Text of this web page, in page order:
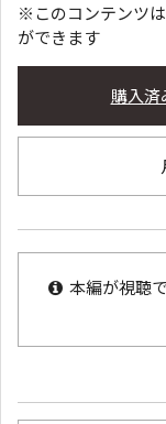
※このコンテンツ
ができます
購入
本編が視聴